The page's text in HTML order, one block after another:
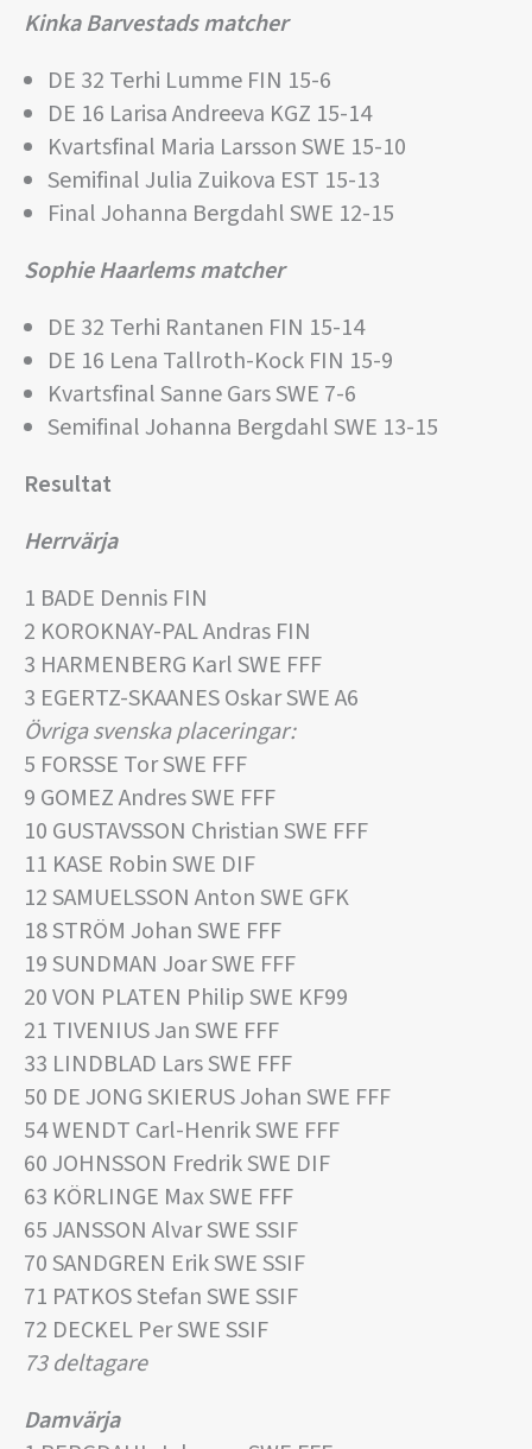
Kinka Barvestads matcher
DE 32 Terhi Lumme FIN 15-6
DE 16 Larisa Andreeva KGZ 15-14
Kvartsfinal Maria Larsson SWE 15-10
Semifinal Julia Zuikova EST 15-13
Final Johanna Bergdahl SWE 12-15
Sophie Haarlems matcher
DE 32 Terhi Rantanen FIN 15-14
DE 16 Lena Tallroth-Kock FIN 15-9
Kvartsfinal Sanne Gars SWE 7-6
Semifinal Johanna Bergdahl SWE 13-15
Resultat
Herrvärja
1 BADE Dennis FIN
2 KOROKNAY-PAL Andras FIN
3 HARMENBERG Karl SWE FFF
3 EGERTZ-SKAANES Oskar SWE A6
Övriga svenska placeringar:
5 FORSSE Tor SWE FFF
9 GOMEZ Andres SWE FFF
10 GUSTAVSSON Christian SWE FFF
11 KASE Robin SWE DIF
12 SAMUELSSON Anton SWE GFK
18 STRÖM Johan SWE FFF
19 SUNDMAN Joar SWE FFF
20 VON PLATEN Philip SWE KF99
21 TIVENIUS Jan SWE FFF
33 LINDBLAD Lars SWE FFF
50 DE JONG SKIERUS Johan SWE FFF
54 WENDT Carl-Henrik SWE FFF
60 JOHNSSON Fredrik SWE DIF
63 KÖRLINGE Max SWE FFF
65 JANSSON Alvar SWE SSIF
70 SANDGREN Erik SWE SSIF
71 PATKOS Stefan SWE SSIF
72 DECKEL Per SWE SSIF
73 deltagare
Damvärja